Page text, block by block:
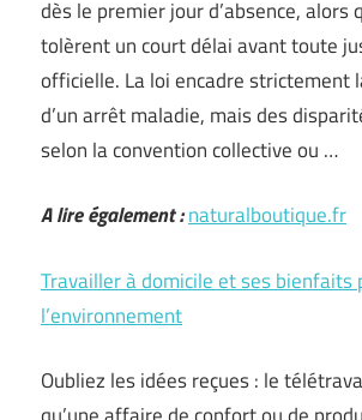
dès le premier jour d’absence, alors
tolèrent un court délai avant toute
officielle. La loi encadre strictement
d’un arrêt maladie, mais des
selon la convention collective ou …
A lire également :naturalboutique.fr
Travailler à domicile et ses bienfaits
l’environnement
Oubliez les idées reçues : le